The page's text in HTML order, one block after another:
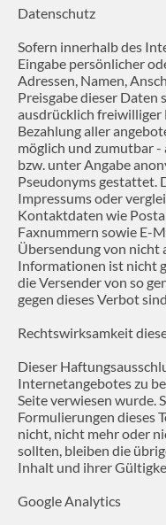
Datenschutz
Sofern innerhalb des
Eingabe persönlicher
Adressen, Namen,
Preisgabe dieser Daten
ausdrücklich freiwilliger
Bezahlung aller
möglich und zumutbar -
bzw. unter Angabe
Pseudonyms gestattet.
Impressums oder
Kontaktdaten wie
Faxnummern sowie E-
Übersendung von nicht
Informationen ist nicht
die Versender von so
gegen dieses Verbot
Rechtswirksamkeit
Dieser
Internetangebotes zu
Seite verwiesen wurde.
Formulierungen dieses
nicht, nicht mehr oder
sollten, bleiben die
Inhalt und ihrer
Google Analytics